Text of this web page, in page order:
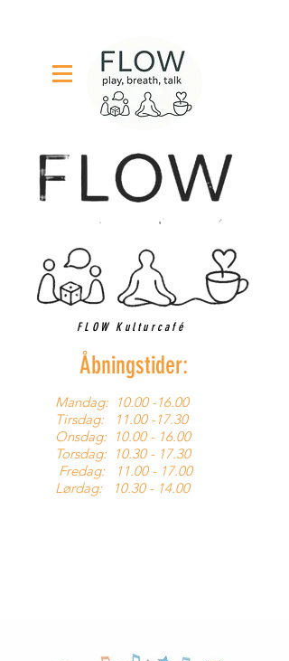
FLOW Kulturcafé
Åbningstider:
Mandag: 10.00 -16.00
Tirsdag:
11.00 -17.30
Onsdag: 10.00 - 16.00
Torsdag: 10.30 - 17.30
Fredag:
11.00 - 17.00
Lørdag:
10.30 - 14.00